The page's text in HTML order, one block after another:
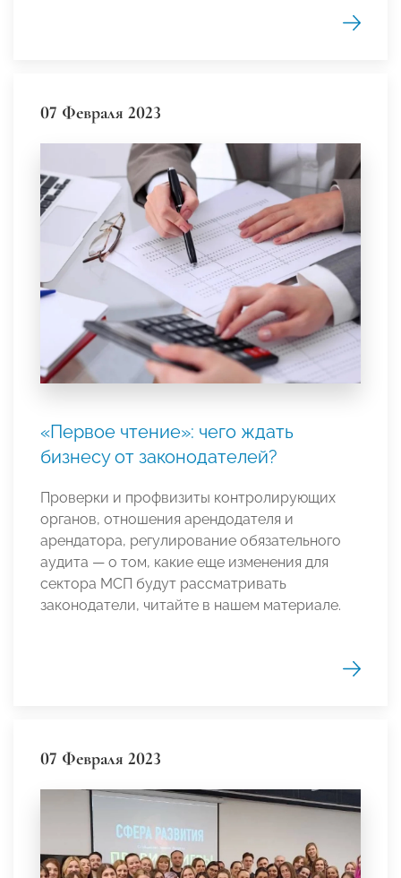
07 Февраля 2023
«Первое чтение»: чего ждать
бизнесу от законодателей?
Проверки и профвизиты контролирующих
органов, отношения арендодателя и
арендатора, регулирование обязательного
аудита — о том, какие еще изменения для
сектора МСП будут рассматривать
законодатели, читайте в нашем материале.
07 Февраля 2023